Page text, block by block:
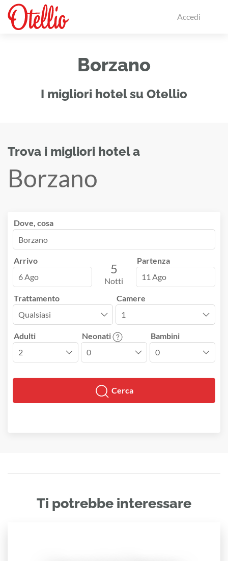
Accedi
Borzano
I migliori hotel su Otellio
Trova i migliori hotel a
Borzano
Dove, cosa
Arrivo
6 Ago
5
Notti
Partenza
11 Ago
Trattamento Camere
Adulti Neonati Bambini
Cerca
Ti potrebbe interessare